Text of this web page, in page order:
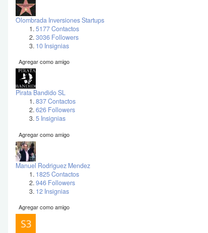
Olombrada Inversiones Startups
5177 Contactos
3036 Followers
10 Insignias
Agregar como amigo
Pirata Bandido SL
837 Contactos
626 Followers
5 Insignias
Agregar como amigo
Manuel Rodriguez Mendez
1825 Contactos
946 Followers
12 Insignias
Agregar como amigo